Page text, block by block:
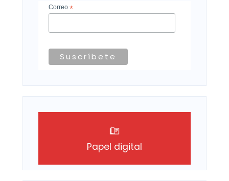
Correo *
Papel digital